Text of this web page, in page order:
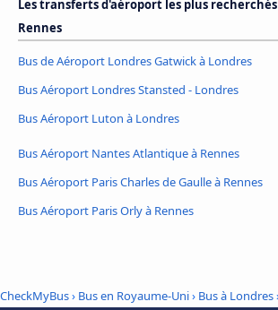
Les transferts d'aéroport les plus
Rennes
Bus de Aéroport Londres Gatwick à Londres
Bus Aéroport Londres Stansted - Londres
Bus Aéroport Luton à Londres
Bus Aéroport Nantes Atlantique à Rennes
Bus Aéroport Paris Charles de Gaulle à Rennes
Bus Aéroport Paris Orly à Rennes
CheckMyBus› Bus en Royaume-Uni› Bus à Londres